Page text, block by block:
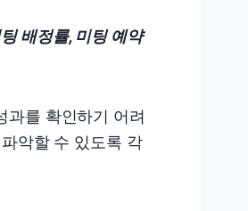
배정률, 미팅 예약
과를 확인하기 어려
악할 수 있도록 각